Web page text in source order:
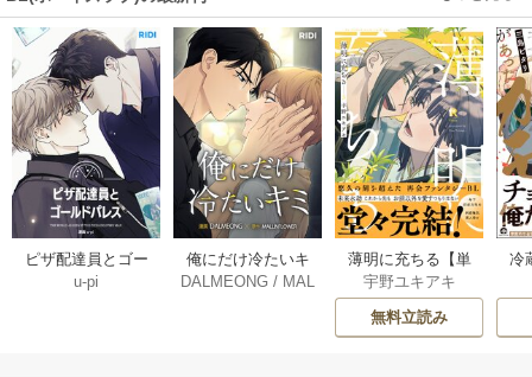
ピザ配達員とゴー
ルドパレス【タテ
u-pi
俺にだけ冷たいキ
ミ【タテヨミ】 34
DALMEONG / MAL
薄明に充ちる【単
行本版】 5巻
宇野ユキアキ
無料立読み
冷